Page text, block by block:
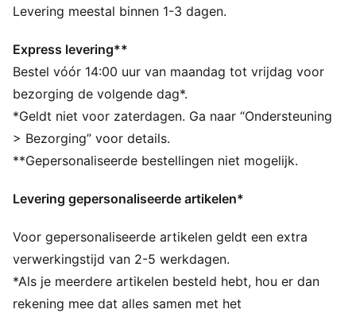
DETAILS
Voorvak met tweewegrits
Voorvak met eenwegrits
Twee zijvakken van mesh
PUMA-merkdetails
Inhoud: 28 L
Afmetingen: H 47,5 cm x B 28 cm x D 20 cm
Levering meestal binnen 1-3 dagen.
Express levering**
Bestel vóór 14:00 uur van maandag tot vrijdag voor
bezorging de volgende dag*.
*Geldt niet voor zaterdagen. Ga naar “Ondersteuning
> Bezorging” voor details.
**Gepersonaliseerde bestellingen niet mogelijk.
Levering gepersonaliseerde artikelen*
Voor gepersonaliseerde artikelen geldt een extra
verwerkingstijd van 2-5 werkdagen.
*Als je meerdere artikelen besteld hebt, hou er dan
rekening mee dat alles samen met het